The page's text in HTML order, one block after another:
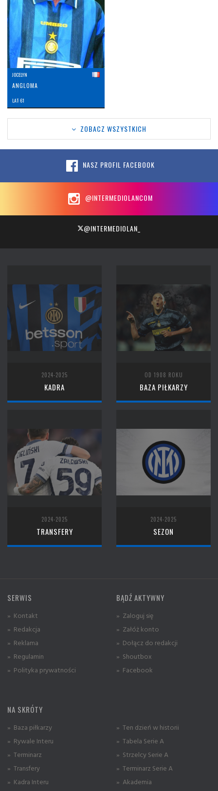
JOCELYN
ANGLOMA
LAT: 61
ZOBACZ WSZYSTKICH
NASZ PROFIL FACEBOOK
@INTERMEDIOLANCOM
@INTERMEDIOLAN_
2024-2025
KADRA
OD 1908 ROKU
BAZA PIŁKARZY
2024-2025
TRANSFERY
2024-2025
SEZON
SERWIS
» Kontakt
» Redakcja
» Reklama
» Regulamin
» Polityka prywatności
BĄDŹ AKTYWNY
» Zaloguj się
» Załóż konto
» Dołącz do redakcji
» Shoutbox
» Facebook
NA SKRÓTY
» Baza piłkarzy
» Rywale Interu
» Terminarz
» Transfery
» Kadra Interu
» Ten dzień w historii
» Tabela Serie A
» Strzelcy Serie A
» Terminarz Serie A
» Akademia